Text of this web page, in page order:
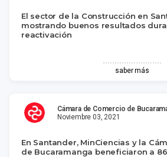
El sector de la Construcción en
mostrando buenos resultados
reactivación
saber más
Cámara de Comercio de
Noviembre 03, 2021
En Santander, MinCiencias y la
de Bucaramanga beneficiaron a